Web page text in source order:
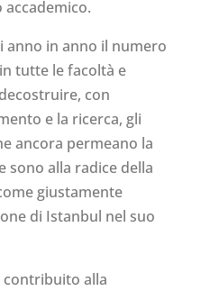
anno in anno il numero
tutte le facoltà e
con
e la ricerca, gli
ancora permeano la
sono alla radice della
giustamente
di Istanbul nel suo
contribuito alla